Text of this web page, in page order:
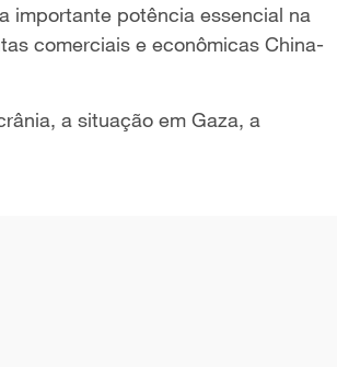
importante potência essencial na
comerciais e econômicas China-
a situação em Gaza, a